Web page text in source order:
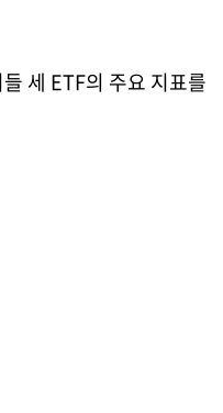
세 ETF의 주요 지표를